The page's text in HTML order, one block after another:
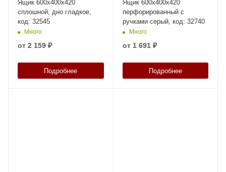
Ящик 600х400х420
сплошной, дно гладкое,
код: 32545
Много
от 2 159 ₽
Подробнее
Ящик 600x400x420
перфорированный с
ручками серый, код: 32740
Много
от 1 691 ₽
Подробнее